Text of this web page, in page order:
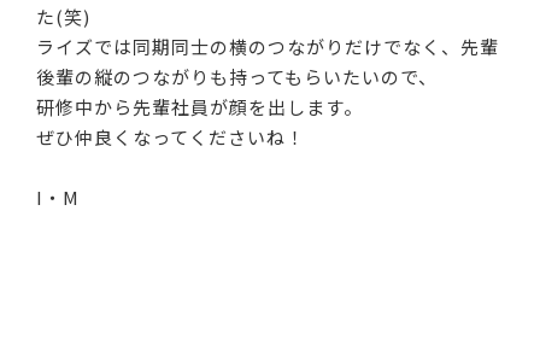
た(笑)
ライズでは同期同士の横のつながりだけでなく、先輩
後輩の縦のつながりも持ってもらいたいので、
研修中から先輩社員が顔を出します。
ぜひ仲良くなってくださいね！
I・M